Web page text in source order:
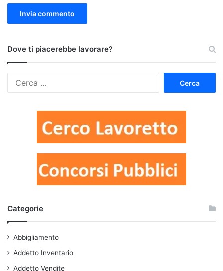
Dove ti piacerebbe lavorare?
Categorie
Abbigliamento
Addetto Inventario
Addetto Vendite